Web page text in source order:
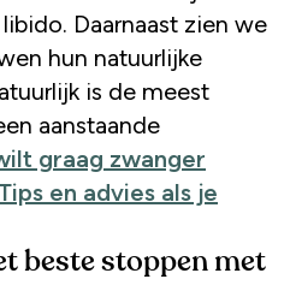
Daarnaast zien we
hun natuurlijke
is de meest
aanstaande
graag zwanger
en advies als je
beste stoppen met